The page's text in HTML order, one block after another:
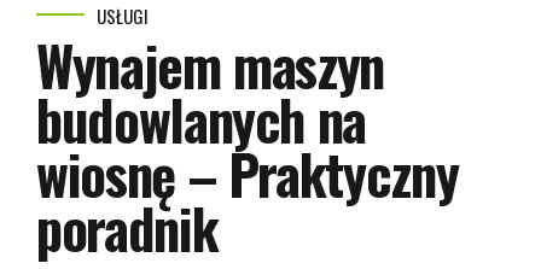
USŁUGI
Wynajem maszyn
budowlanych na
wiosnę – Praktyczny
poradnik